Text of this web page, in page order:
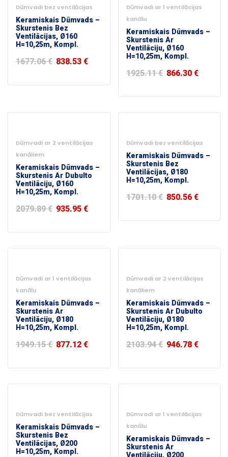
Dūmvadi bez ventilācijas
Keramiskais Dūmvads –
Skurstenis Bez
Ventilācijas, Ø160
H=10,25m, Kompl.
1677.06€ Original
1677.06 €.
838.53€Current
838.53 €.
Dūmvadi ar 1 ventilācijas
kanālu
Keramiskais Dūmvads –
Skurstenis Ar
Ventilāciju, Ø160
H=10,25m, Kompl.
1925.11€ Original
1925.11 €.
866.30€Current
866.30
Dūmvadi ar 2 ventilācijas
kanāliem
Keramiskais Dūmvads –
Skurstenis Ar Dubulto
Ventilāciju, Ø160
H=10,25m, Kompl.
2079.89€ Original
2079.89 €.
935.95€Current
935.95 €.
Dūmvadi bez ventilācijas
Keramiskais Dūmvads –
Skurstenis Bez
Ventilācijas, Ø180
H=10,25m, Kompl.
1701.10€ Original
1701.10 €.
850.56€Current
850.56
Dūmvadi ar 1 ventilācijas
kanālu
Keramiskais Dūmvads –
Skurstenis Ar
Ventilāciju, Ø180
H=10,25m, Kompl.
1949.15€ Original
1949.15 €.
877.12€Current
877.12 €.
Dūmvadi ar 2 ventilācijas
kanāliem
Keramiskais Dūmvads –
Skurstenis Ar Dubulto
Ventilāciju, Ø180
H=10,25m, Kompl.
2103.94€ Original
2103.94 €.
946.78€Current
946.78
Dūmvadi bez ventilācijas
Keramiskais Dūmvads –
Skurstenis Bez
Ventilācijas, Ø200
H=10,25m, Kompl.
Dūmvadi ar 1 ventilācijas
kanālu
Keramiskais Dūmvads –
Skurstenis Ar